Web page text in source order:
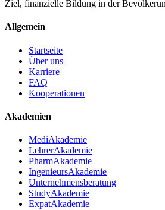
Ziel, finanzielle Bildung in der
Allgemein
Startseite
Über uns
Karriere
FAQ
Kooperationen
Akademien
MediAkademie
LehrerAkademie
PharmAkademie
IngenieursAkademie
Unternehmensberatung
StudyAkademie
ExpatAkademie